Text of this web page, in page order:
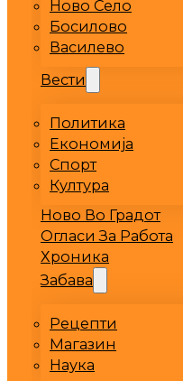
Ново Село
Босилово
Василево
Вести
Политика
Економија
Спорт
Култура
Ново Во Градот
Огласи За Работа
Хроника
Забава
Рецепти
Магазин
Наука